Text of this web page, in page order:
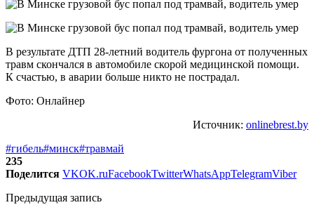
В результате ДТП 28-летний водитель фургона от полученных
травм скончался в автомобиле скорой медицинской помощи.
К счастью, в аварии больше никто не пострадал.
Фото: Онлайнер
Источник: onlinebrest.by
#гибель#минск#травмай
235
Поделится VKOK.ruFacebookTwitterWhatsAppTelegramViber
Предыдущая запись